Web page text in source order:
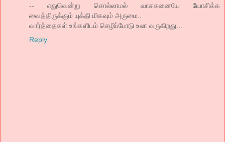
-- எதுவென்று சொல்லாமல் வாசகனையே யோசிக்க
வைத்திருக்கும் யுக்தி மிகவும் அருமை..
வார்த்தைகள் உங்களிடம் செழிப்போடு உலா வருகிறது...
Reply